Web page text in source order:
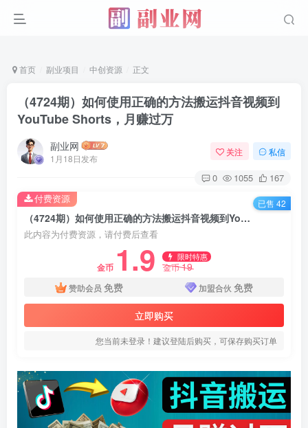
首页 副业项目 中创资源 正文
（4724期）如何使用正确的方法搬运抖音视频到
YouTube Shorts，月赚过万
副业网
1月18日发布
关注 私信
0 1055 167
（4724期）如何使用正确的方法搬运抖音视频到YouTube Shorts，月赚过万
此内容为付费资源，请付费后查看
金币 1.9 限时特惠
金币19
赞助会员 免费 加盟合伙 免费
立即购买
您当前未登录！建议登陆后购买，可保存购买订单
付费资源 已售 42